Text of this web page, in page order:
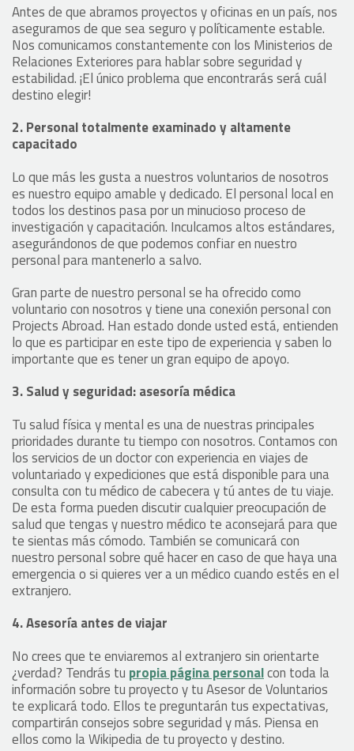
Antes de que abramos proyectos y oficinas en un país, nos
aseguramos de que sea seguro y políticamente estable.
Nos comunicamos constantemente con los Ministerios de
Relaciones Exteriores para hablar sobre seguridad y
estabilidad. ¡El único problema que encontrarás será cuál
destino elegir!
2. Personal totalmente examinado y altamente
capacitado
Lo que más les gusta a nuestros voluntarios de nosotros
es nuestro equipo amable y dedicado. El personal local en
todos los destinos pasa por un minucioso proceso de
investigación y capacitación. Inculcamos altos estándares,
asegurándonos de que podemos confiar en nuestro
personal para mantenerlo a salvo.
Gran parte de nuestro personal se ha ofrecido como
voluntario con nosotros y tiene una conexión personal con
Projects Abroad. Han estado donde usted está, entienden
lo que es participar en este tipo de experiencia y saben lo
importante que es tener un gran equipo de apoyo.
3. Salud y seguridad: asesoría médica
Tu salud física y mental es una de nuestras principales
prioridades durante tu tiempo con nosotros. Contamos con
los servicios de un doctor con experiencia en viajes de
voluntariado y expediciones que está disponible para una
consulta con tu médico de cabecera y tú antes de tu viaje.
De esta forma pueden discutir cualquier preocupación de
salud que tengas y nuestro médico te aconsejará para que
te sientas más cómodo. También se comunicará con
nuestro personal sobre qué hacer en caso de que haya una
emergencia o si quieres ver a un médico cuando estés en el
extranjero.
4. Asesoría antes de viajar
No crees que te enviaremos al extranjero sin orientarte
¿verdad? Tendrás tu propia página personalcon toda la
información sobre tu proyecto y tu Asesor de Voluntarios
te explicará todo. Ellos te preguntarán tus expectativas,
compartirán consejos sobre seguridad y más. Piensa en
ellos como la Wikipedia de tu proyecto y destino.